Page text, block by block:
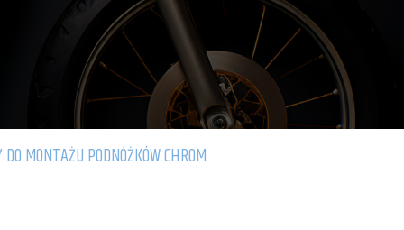
MONTAŻU PODNÓŻKÓW CHROM